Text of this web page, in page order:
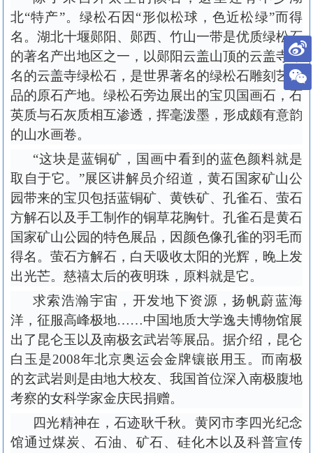
北“特产”。绿松石因“形似松球，色近松绿”而得
名。湖北十堰郧阳、郧西、竹山一带是优质绿松石
的著名产出地区之一，以郧阳云盖山顶的云盖寺命
名的云盖寺绿松石，是世界著名的绿松石雕刻艺术
品的原石产地。绿松石旁边展出的宝贝国画石，石
英质与石灰质相互渗透，挥毫泼墨，形成颇有意韵
的山水画卷。
“这块是蓝铜矿，国画中看到的蓝色颜料就是
取自于它。”展区讲解员介绍道，黄石国家矿山公
园带来的宝贝包括蓝铜矿、黄铁矿、孔雀石、萤石
方解石以及手工制作的铜草花胸针。孔雀石是黄石
国家矿山公园的特色展品，因颜色像孔雀的羽毛而
得名。萤石方解石，白天吸收太阳的光辉，晚上发
出光芒。慈禧太后的夜明珠，原料就是它。
求索浩瀚宇宙，开发地下资源，扬帆蔚蓝海
洋，征服高峰极地……中国地质大学逸夫博物馆展
出了昆仑玉以及南极玄武岩等展品。据介绍，昆仑
白玉是2008年北京奥运会金牌镶嵌用玉。而南极
的玄武岩则是由地大校友、我国首位深入南极腹地
考察的女科学家金庆民捐赠。
四光精神在，石迹耿千秋。黄冈市李四光纪念
馆通过煤炭、石油、矿石、硅化木以及科普宣传